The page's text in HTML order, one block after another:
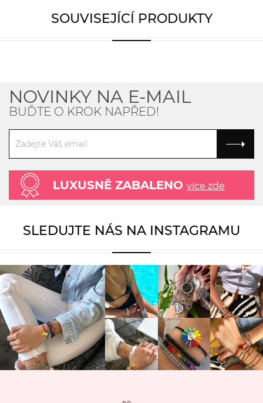
SOUVISEJÍCÍ PRODUKTY
NOVINKY NA E-MAIL
BUĎTE O KROK NAPŘED!
LUXUSNĚ ZABALENO více zde
SLEDUJTE NÁS NA INSTAGRAMU